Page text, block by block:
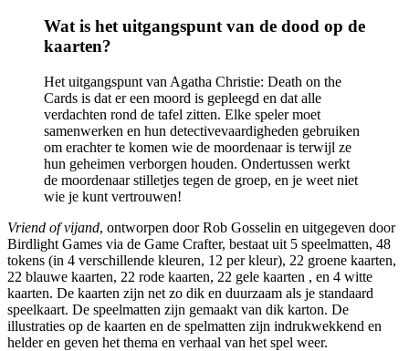
Wat is het uitgangspunt van de dood op de
kaarten?
Het uitgangspunt van Agatha Christie: Death on the
Cards is dat er een moord is gepleegd en dat alle
verdachten rond de tafel zitten. Elke speler moet
samenwerken en hun detectivevaardigheden gebruiken
om erachter te komen wie de moordenaar is terwijl ze
hun geheimen verborgen houden. Ondertussen werkt
de moordenaar stilletjes tegen de groep, en je weet niet
wie je kunt vertrouwen!
Vriend of vijand, ontworpen door Rob Gosselin en uitgegeven door
Birdlight Games via de Game Crafter, bestaat uit 5 speelmatten, 48
tokens (in 4 verschillende kleuren, 12 per kleur), 22 groene kaarten,
22 blauwe kaarten, 22 rode kaarten, 22 gele kaarten , en 4 witte
kaarten. De kaarten zijn net zo dik en duurzaam als je standaard
speelkaart. De speelmatten zijn gemaakt van dik karton. De
illustraties op de kaarten en de spelmatten zijn indrukwekkend en
helder en geven het thema en verhaal van het spel weer.